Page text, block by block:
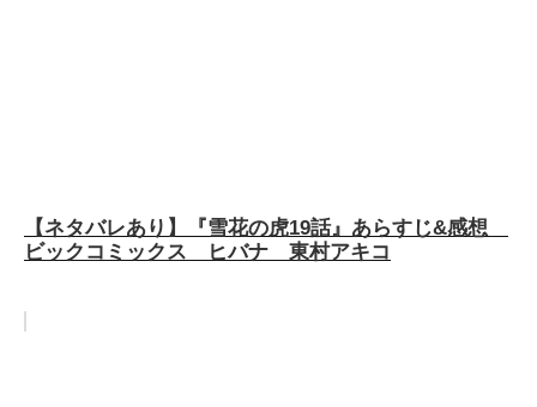
【ネタバレあり】『雪花の虎19話』あらすじ&感想
ビックコミックス ヒバナ 東村アキコ